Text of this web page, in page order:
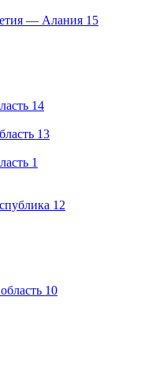
— Алания 15
14
13
1
12
10